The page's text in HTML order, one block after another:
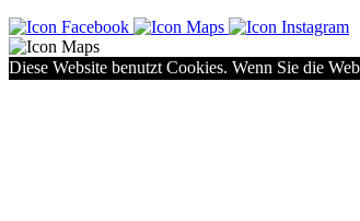
Diese Website benutzt Cookies. Wenn Sie die